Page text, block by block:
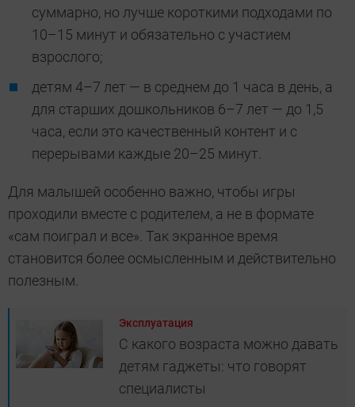
суммарно, но лучше короткими подходами по
10–15 минут и обязательно с участием
взрослого;
детям 4–7 лет — в среднем до 1 часа в день, а
для старших дошкольников 6–7 лет — до 1,5
часа, если это качественный контент и с
перерывами каждые 20–25 минут.
Для малышей особенно важно, чтобы игры
проходили вместе с родителем, а не в формате
«сам поиграл и все». Так экранное время
становится более осмысленным и действительно
полезным.
Эксплуатация
С какого возраста можно давать
детям гаджеты: что говорят
специалисты